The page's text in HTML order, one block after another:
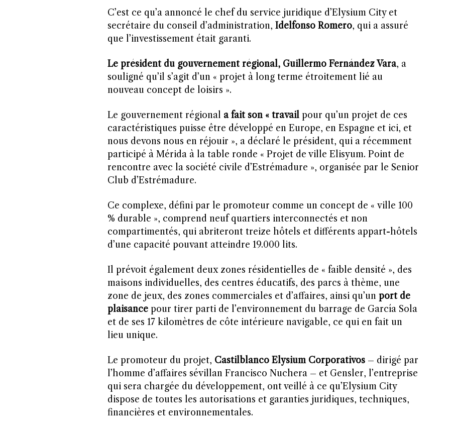
C’est ce qu’a annoncé le chef du service juridique d’Elysium City et
secrétaire du conseil d’administration, Idelfonso Romero, qui a assuré
que l’investissement était garanti.
Le président du gouvernement régional, Guillermo Fernández Vara, a
souligné qu’il s’agit d’un « projet à long terme étroitement lié au
nouveau concept de loisirs ».
Le gouvernement régional a fait son « travail pour qu’un projet de ces
caractéristiques puisse être développé en Europe, en Espagne et ici, et
nous devons nous en réjouir », a déclaré le président, qui a récemment
participé à Mérida à la table ronde « Projet de ville Elisyum. Point de
rencontre avec la société civile d’Estrémadure », organisée par le Senior
Club d’Estrémadure.
Ce complexe, défini par le promoteur comme un concept de « ville 100
% durable », comprend neuf quartiers interconnectés et non
compartimentés, qui abriteront treize hôtels et différents appart-hôtels
d’une capacité pouvant atteindre 19.000 lits.
Il prévoit également deux zones résidentielles de « faible densité », des
maisons individuelles, des centres éducatifs, des parcs à thème, une
zone de jeux, des zones commerciales et d’affaires, ainsi qu’unport de
plaisancepour tirer parti de l’environnement du barrage de García Sola
et de ses 17 kilomètres de côte intérieure navigable, ce qui en fait un
lieu unique.
Le promoteur du projet, Castilblanco Elysium Corporativos– dirigé par
l’homme d’affaires sévillan Francisco Nuchera – et Gensler, l’entreprise
qui sera chargée du développement, ont veillé à ce qu’Elysium City
dispose de toutes les autorisations et garanties juridiques, techniques,
financières et environnementales.